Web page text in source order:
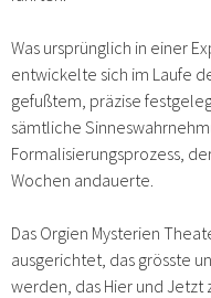
Was ursprünglich in einer
entwickelte sich im Laufe
gefußtem, präzise
sämtliche
Formalisierungsprozess,
Wochen andauerte.
Das Orgien Mysterien
ausgerichtet, das grösste
werden, das Hier und Jetzt